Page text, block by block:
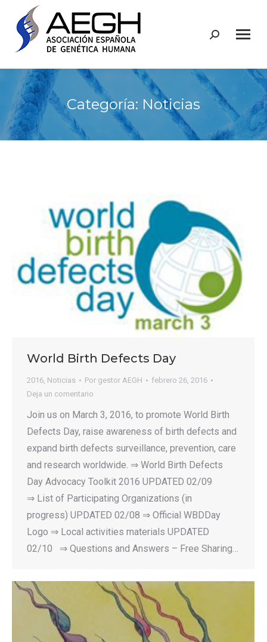
Buscar:
Categoría: Noticias
World Birth Defects Day
2016, Noticias Por gestor AEGH
febrero 26, 2016
Deja un comentario
Join us on March 3, 2016, to promote World Birth
Defects Day, raise awareness of birth defects and
expand birth defects surveillance, prevention, care
and research worldwide. ⇒ World Birth Defects
Day Advocacy Toolkit 2016 UPDATED 02/09
⇒ List of Participating Organizations (in
progress) UPDATED 02/08 ⇒ Official WBDDay
Logo ⇒ Local activities materials UPDATED
02/10 ⇒ Questions and Answers – Free Sharing…